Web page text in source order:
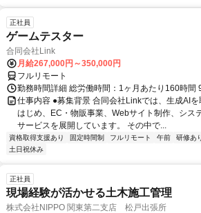
正社員
ゲームテスター
合同会社Link
月給267,000円～350,000円
フルリモート
勤務時間詳細 総労働時間：1ヶ月あたり160時間
仕事内容 ●募集背景 合同会社Linkでは、生成AI
はじめ、EC・物販事業、Webサイト制作、シス
サービスを展開しています。 その中で...
資格取得支援あり 固定時間制 フルリモート 午前 研修あ
土日祝休み
正社員
現場経験が活かせる土木施工管理
株式会社NIPPO 関東第二支店 松戸出張所